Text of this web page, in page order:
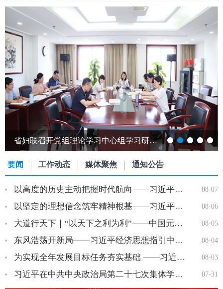
跨越山海赴江淮 巾帼携手共发展——发展中国家女性创新创业能力提升研修班…
要闻 工作动态 媒体聚焦 通知公告
08-07
以高度的历史主动把握时代航向——习近平党建思想理论品格系列述…
08-06
以坚定的理想信念筑牢精神根基——习近平党建思想理论品格系列述…
08-05
大道行天下｜“以天下之利为利”——中国元首外交的世界情怀与大…
08-04
东风浩荡开新局——习近平经济思想指引中国经济高质量发展行稳致…
08-03
为实现全年发展目标任务夯实基础 ——习近平总书记引领“十五五…
07-31
习近平在中共中央政治局第二十七次集体学习时强调 强化政治引领 …